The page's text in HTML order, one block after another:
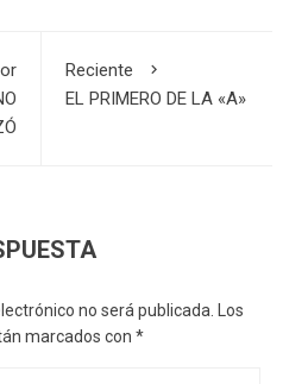
Reciente
EL PRIMERO DE LA «A»
no será publicada. Los
marcados con *